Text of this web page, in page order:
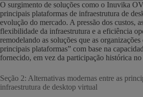
O surgimento de soluções como o Inuvika
principais plataformas de infraestrutura de
evolução do mercado. A pressão dos custos,
flexibilidade da infraestrutura e a eficiência
remodelando as soluções que as organizações
principais plataformas” com base na
fornecido, em vez da participação histórica no
Seção 2: Alternativas modernas entre as
infraestrutura de desktop virtual